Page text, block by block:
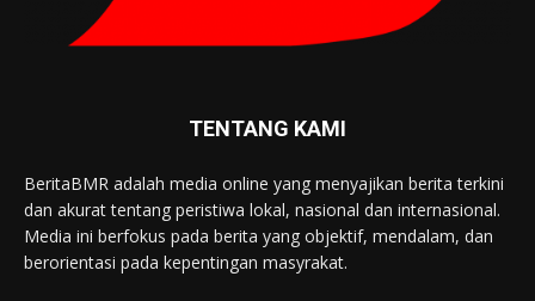
TENTANG KAMI
BeritaBMR adalah media online yang menyajikan berita terkini
dan akurat tentang peristiwa lokal, nasional dan internasional.
Media ini berfokus pada berita yang objektif, mendalam, dan
berorientasi pada kepentingan masyrakat.